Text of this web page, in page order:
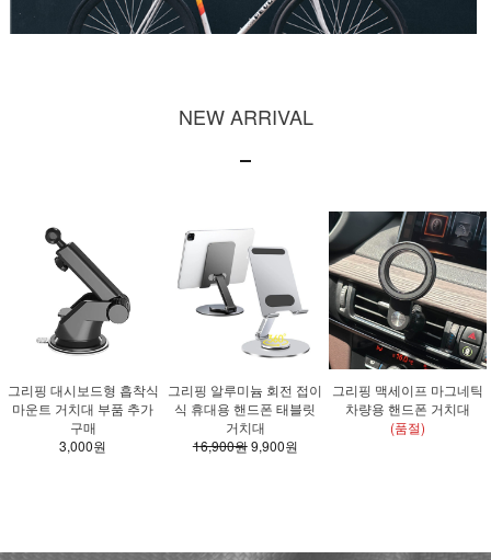
NEW ARRIVAL
그리핑 대시보드형 흡착식
마운트 거치대 부품 추가
구매
3,000원
그리핑 알루미늄 회전 접이
식 휴대용 핸드폰 태블릿
거치대
16,900원9,900원
그리핑 맥세이프 마그네틱
차량용 핸드폰 거치대
(품절)